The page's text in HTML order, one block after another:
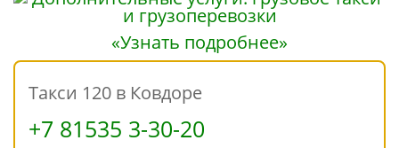
«Узнать подробнее»
Такси 120 в Ковдоре
+7 81535 3-30-20